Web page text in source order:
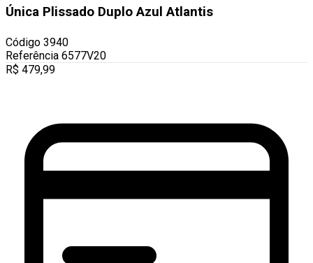
Única Plissado Duplo Azul Atlantis
Código 3940
Referência 6577V20
R$ 479,99